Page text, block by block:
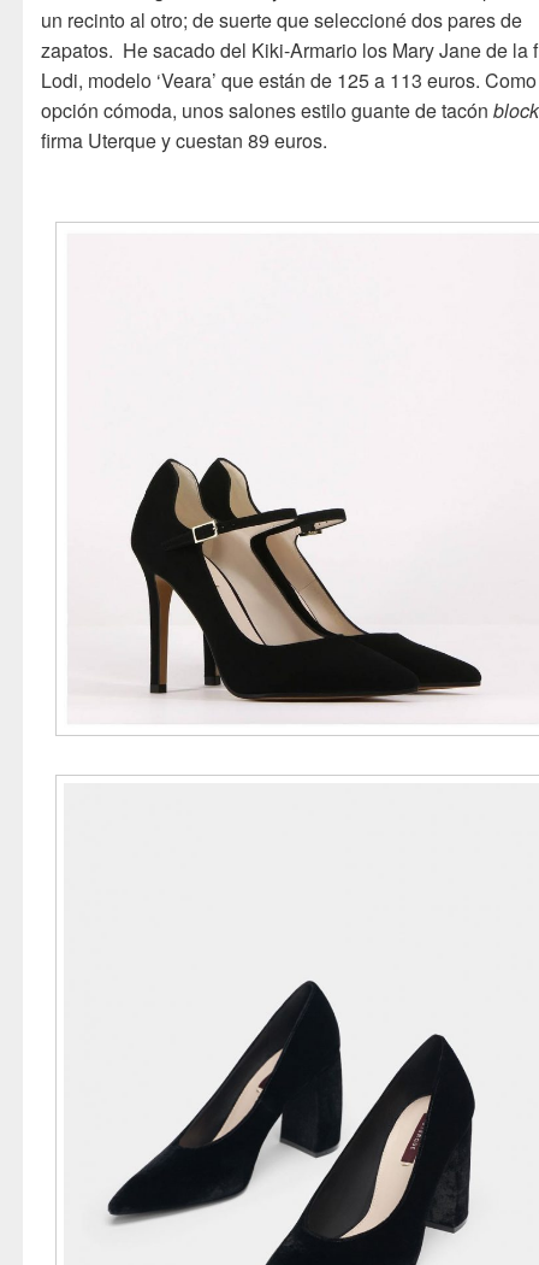
un recinto al otro; de suerte que seleccioné dos pares de
zapatos. He sacado del Kiki-Armario los Mary Jane de la
Lodi, modelo ‘Veara’ que están de 125 a 113 euros. Como
opción cómoda, unos salones estilo guante de tacónblock
firma Uterque y cuestan 89 euros.